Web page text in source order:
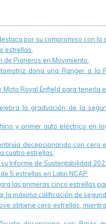
por su compromiso con la
estrellas.
Pioneros en Movimiento.
dona una Ranger a la
Royal Enfield para tenerla
la graduación de la
y primer auto eléctrico en
decepcionando con cero
cuatro estrellas.
Informe de Sustentabilidad
5 estrellas en Latin NCAP.
las primeras cinco estrellas
la máxima calificación de
obtiene cero estrellas,